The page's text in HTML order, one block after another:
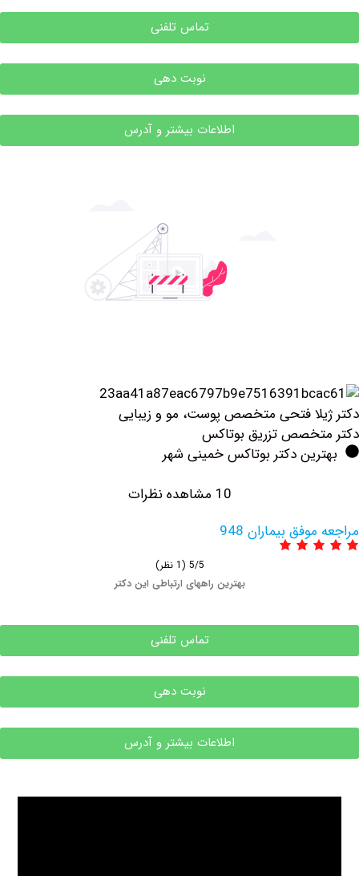
تماس تلفنی
نوبت دهی
اطلاعات بیشتر و آدرس
فتحی متخصص پوست، مو و زیبایی
تزریق بوتاكس
دکتر بوتاکس خمینی شهر
بیماران 948
بهترین راههای ارتباطی این دکتر
تماس تلفنی
نوبت دهی
اطلاعات بیشتر و آدرس